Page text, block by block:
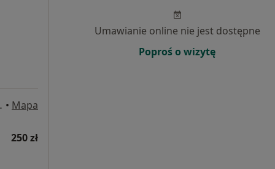
• Mapa
250 zł
Umawianie online nie jest dostępne
Poproś o wizytę